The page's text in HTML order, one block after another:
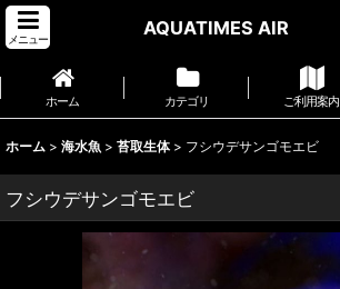
メニュー
AQUATIMES AIR
ホーム カテゴリ ご利用案内
ホーム > 海水魚 > 苔取生体 > フシウデサンゴモエビ
フシウデサンゴモエビ